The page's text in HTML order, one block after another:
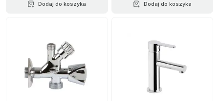
Dodaj do koszyka Dodaj do koszyka